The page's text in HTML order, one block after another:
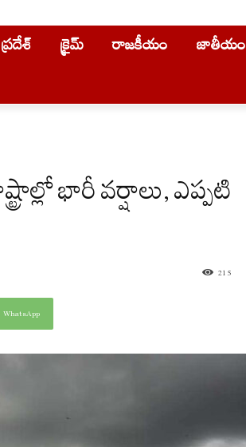
క్రైమ్ రాజకీయం జాతీయం
భారీ వర్షాలు, ఎప్పటి
215
WhatsApp